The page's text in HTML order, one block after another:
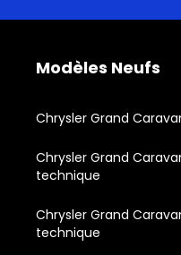
Modèles Neufs
Chrysler Grand
Chrysler Grand
technique
Chrysler Grand
technique